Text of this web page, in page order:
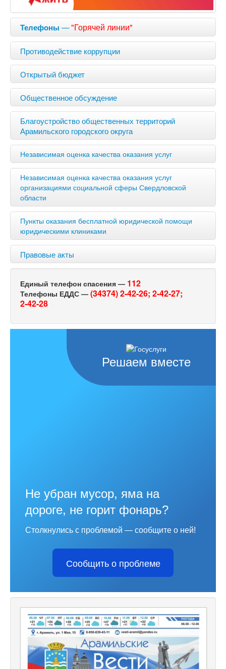
Телефоны —"Горячей линии"
Противодействие коррупции
Открытый бюджет
Общественное обсуждение
Благоустройство общественных территорий
Арамильского городского округа
Независимая оценка качества оказания услуг
Независимая оценка качества оказания услуг
организациями социальной сферы Свердловской
области
Пункты оказания бесплатной юридической помощи
юридическими клиниками
Правовые акты
Единый телефон спасения — 112
Телефоны ЕДДС — (34374) 2-42-26; 2-42-27;
2-42-28
Решаем вместе
Не убран мусор, яма на
дороге, не горит фонарь?
Столкнулись с проблемой — сообщите о ней!
Сообщить о проблеме